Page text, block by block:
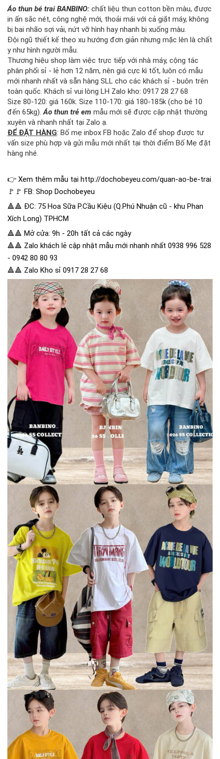
Áo thun bé trai BANBINO: chất liệu thun cotton bền màu, được
in ấn sắc nét, công nghệ mới, thoải mái với cả giặt máy, không
bị bai nhão sợi vải, nứt vỡ hình hay nhanh bị xuống màu.
Đội ngũ thiết kế theo xu hướng đơn giản nhưng mặc lên là chất
y như hình người mẫu.
Thương hiệu shop làm việc trực tiếp với nhà máy, cộng tác
phân phối sỉ - lẻ hơn 12 năm, nên giá cực kì tốt, luôn có mẫu
mới nhanh nhất và sẵn hàng SLL cho các khách sỉ - buôn trên
toàn quốc. Khách sỉ vui lòng LH Zalo kho: 0917 28 27 68
Size 80-120: giá 160k. Size 110-170: giá 180-185k (cho bé 10
đến 65kg).Áo thun trẻ em mẫu mới sẽ được cập nhật thường
xuyên và nhanh nhất tại Zalo ạ.
ĐỂ ĐẶT HÀNG: Bố mẹ inbox FB hoặc Zalo để shop được tư
vấn size phù hợp và gửi mẫu mới nhất tại thời điểm Bố Mẹ đặt
hàng nhé.
👉 Xem thêm mẫu tại http://dochobeyeu.com/quan-ao-be-trai
🚩🚩 FB: Shop Dochobeyeu
🔺🔺 ĐC: 75 Hoa Sữa P.Cầu Kiệu (Q.Phú Nhuận cũ - khu Phan
Xích Long) TPHCM
🔺🔺 Mở cửa: 9h - 20h tất cả các ngày
🔺🔺 Zalo khách lẻ cập nhật mẫu mới nhanh nhất 0938 996 528
- 0942 80 80 93
🔺🔺 Zalo Kho sỉ 0917 28 27 68